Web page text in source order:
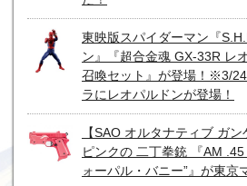
東映版スパイダーマン『
ン』『超合金魂 GX-33R レ
召喚セット』が登場！※3/
ラにレオパルドンが登場！
【SAO オルタナティブ ガン
ピンクの 二丁拳銃 『AM
ォーパル・バニー”』が東京